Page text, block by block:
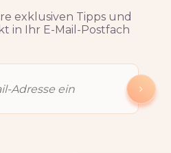
exklusiven Tipps und
in Ihr E-Mail-Postfach